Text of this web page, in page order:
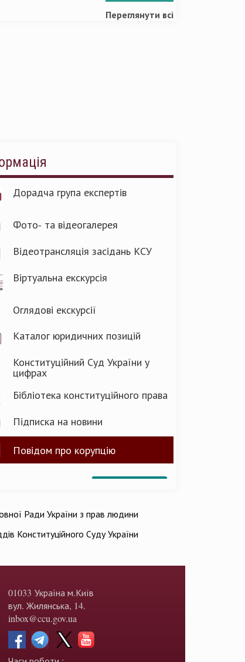
Переглянути всі
Дорадча група експертів
Фото- та відеогалерея
Відеотрансляція засідань КСУ
Віртуальна екскурсія
Оглядові екскурсії
Каталог юридичних позицій
Конституційний Суд України у
цифрах
Бібліотека конституційного права
Підписка на новини
Повідом про корупцію
Ради України з прав людини
Конституційного Суду України
01033 Україна м.Київ
вул. Жилянська, 14.
inbox@ccu.gov.ua